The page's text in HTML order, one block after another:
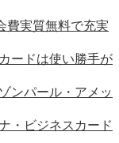
費実質無料で充実
ードは使い勝手が
ンパール・アメッ
・ビジネスカード